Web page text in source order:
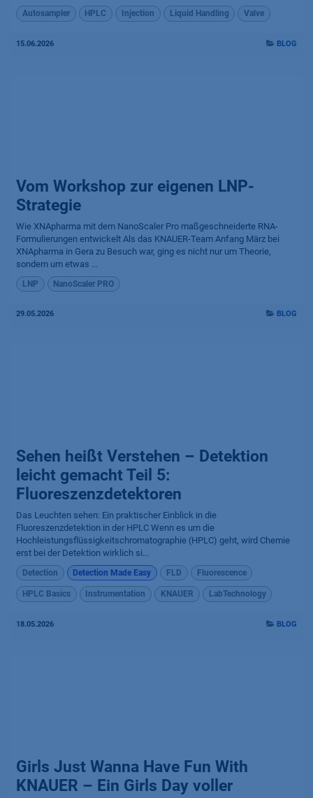
Autosampler HPLC Injection Liquid Handling Valve
15.06.2026 BLOG
Vom Workshop zur eigenen LNP-
Strategie
Wie XNApharma mit dem NanoScaler Pro maßgeschneiderte RNA-
Formulierungen entwickelt Als das KNAUER-Team Anfang März bei
XNApharma in Gera zu Besuch war, ging es nicht nur um Theorie,
sondern um etwas ...
LNP NanoScaler PRO
29.05.2026 BLOG
Sehen heißt Verstehen – Detektion
leicht gemacht Teil 5:
Fluoreszenzdetektoren
Das Leuchten sehen: Ein praktischer Einblick in die
Fluoreszenzdetektion in der HPLC Wenn es um die
Hochleistungsflüssigkeitschromatographie (HPLC) geht, wird Chemie
erst bei der Detektion wirklich si...
Detection Detection Made Easy FLD Fluorescence
HPLC Basics Instrumentation KNAUER LabTechnology
18.05.2026 BLOG
Girls Just Wanna Have Fun With
KNAUER – Ein Girls Day voller